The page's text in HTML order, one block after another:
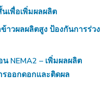
เพื่อเพิ่มผลผลิต
าวผลผลิตสูง ป้องกันการร่วง
NEMA2 – เพิ่มผลผลิต
รออกดอกและติดผล